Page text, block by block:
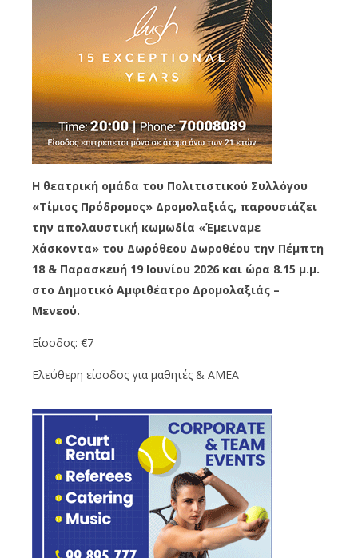
Η θεατρική ομάδα του Πολιτιστικού Συλλόγου
«Τίμιος Πρόδρομος» Δρομολαξιάς, παρουσιάζει
την απολαυστική κωμωδία «Έμειναμε
Χάσκοντα» του Δωρόθεου Δωροθέου την Πέμπτη
18 & Παρασκευή 19 Ιουνίου 2026 και ώρα 8.15 μ.μ.
στο Δημοτικό Αμφιθέατρο Δρομολαξιάς –
Μενεού.
Είσοδος: €7
Ελεύθερη είσοδος για μαθητές & ΑΜΕΑ